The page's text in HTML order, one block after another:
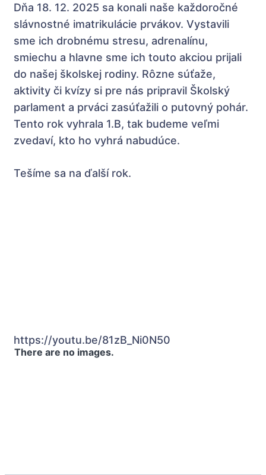
Dňa 18. 12. 2025 sa konali naše každoročné
slávnostné imatrikulácie prvákov. Vystavili
sme ich drobnému stresu, adrenalínu,
smiechu a hlavne sme ich touto akciou prijali
do našej školskej rodiny. Rôzne súťaže,
aktivity či kvízy si pre nás pripravil Školský
parlament a prváci zasúťažili o putovný pohár.
Tento rok vyhrala 1.B, tak budeme veľmi
zvedaví, kto ho vyhrá nabudúce.
Tešíme sa na ďalší rok.
https://youtu.be/81zB_Ni0N50
There are no images.